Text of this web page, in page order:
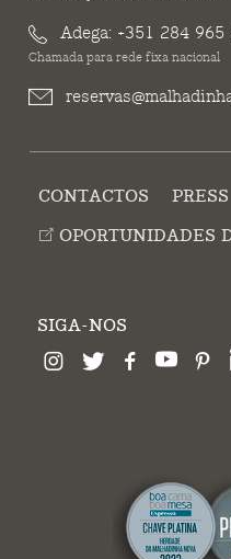
Adega: +351 284 965
Chamada para rede fixa nacional
CONTACTOS PRESS
OPORTUNIDADES
SIGA-NOS